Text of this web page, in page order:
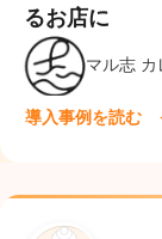
るお店に
マル志
導入事例を読む